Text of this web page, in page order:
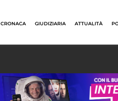
CRONACA GIUDIZIARIA ATTUALITÀ